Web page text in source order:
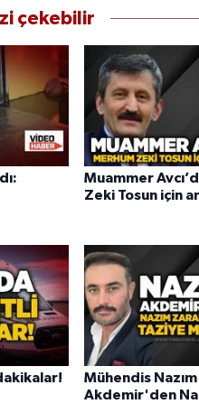
çekebilir
Muammer
Zeki Tosun için
Mühendis Nazım
Akdemir'den